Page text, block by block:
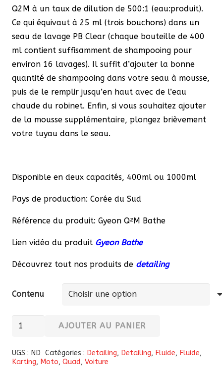
Q2M à un taux de dilution de 500:1 (eau:produit).
Ce qui équivaut à 25 ml (trois bouchons) dans un
seau de lavage PB Clear (chaque bouteille de 400
ml contient suffisamment de shampooing pour
environ 16 lavages). Il suffit d’ajouter la bonne
quantité de shampooing dans votre seau à mousse,
puis de le remplir jusqu’en haut avec de l’eau
chaude du robinet. Enfin, si vous souhaitez ajouter
de la mousse supplémentaire, plongez brièvement
votre tuyau dans le seau.
Disponible en deux capacités, 400ml ou 1000ml
Pays de production: Corée du Sud
Référence du produit: Gyeon Q²M Bathe
Lien vidéo du produit Gyeon Bathe
Découvrez tout nos produits de detailing
Contenu
quantité
Shampooing
pur
AJOUTER AU PANIER
UGS : ND Catégories : Detailing, Detailing, Fluide, Fluide,
Karting, Moto, Quad, Voiture